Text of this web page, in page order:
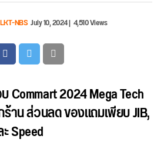
LKT-NBSJuly 10, 2024| 4,510 Views
Commart 2024 Mega Tech
าน ส่วนลด ของแถมเพียบ JIB,
Speed